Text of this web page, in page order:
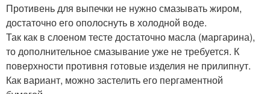
Противень для выпечки не нужно смазывать жиром,
достаточно его ополоснуть в холодной воде.
Так как в слоеном тесте достаточно масла (маргарина),
то дополнительное смазывание уже не требуется. К
поверхности противня готовые изделия не прилипнут.
Как вариант, можно застелить его пергаментной